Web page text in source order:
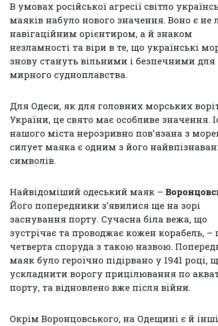
В умовах російської агресії світло
маяків набуло нового значення. Воно є не
навігаційним орієнтиром, а й знаком
незламності та віри в те, що українські
знову стануть вільними і безпечними для
мирного судноплавства.
Для Одеси, як для головних морських
України, це свято має особливе значення.
нашого міста нерозривно пов'язана з
силует маяка є одним з його
символів.
Найвідоміший одеський маяк –
Його попередники з'явилися ще на зорі
заснування порту. Сучасна біла вежа, що
зустрічає та проводжає кожен корабель, –
четверта споруда з такою назвою.
маяк було героїчно підірвано у 1941 році,
ускладнити ворогу прицілювання по
порту, та відновлено вже після війни.
Окрім Воронцовського, на Одещині є й інші